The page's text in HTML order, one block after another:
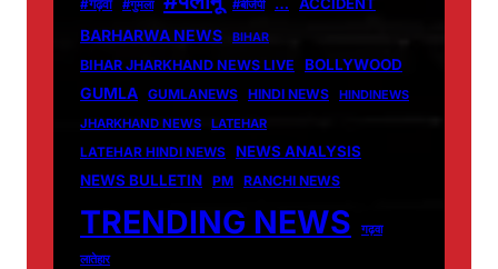
#गढ़वा #गुमला #बीजेपी … ACCIDENT
BARHARWA NEWS BIHAR
BIHAR JHARKHAND NEWS LIVE BOLLYWOOD
GUMLA GUMLANEWS HINDI NEWS
HINDINEWS
JHARKHAND NEWS
LATEHAR
LATEHAR HINDI NEWS
NEWS ANALYSIS
NEWS BULLETIN PM RANCHI NEWS
TRENDING NEWS
गढ़वा
लातेहार